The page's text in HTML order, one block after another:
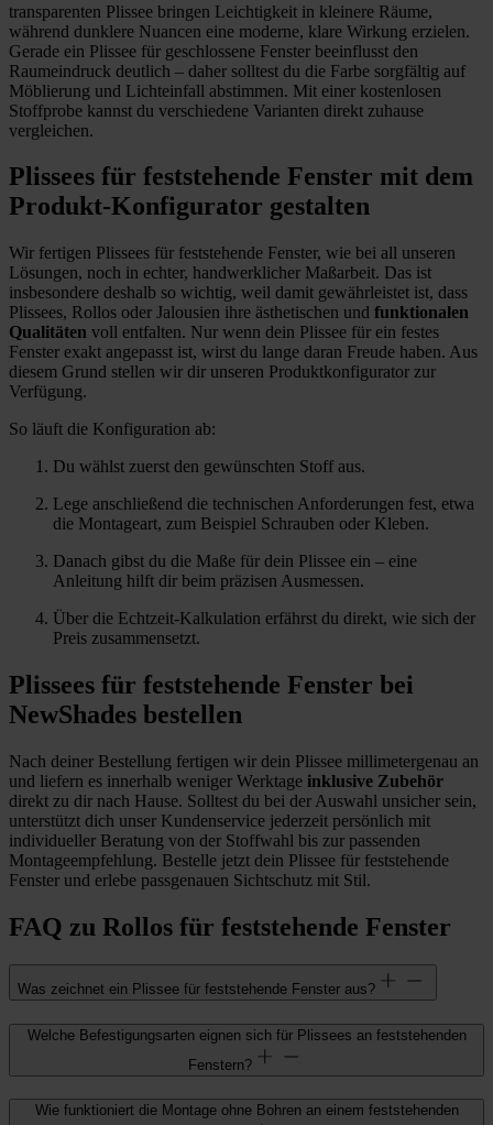
transparenten Plissee bringen Leichtigkeit in kleinere Räume,
während dunklere Nuancen eine moderne, klare Wirkung erzielen.
Gerade ein Plissee für geschlossene Fenster beeinflusst den
Raumeindruck deutlich – daher solltest du die Farbe sorgfältig auf
Möblierung und Lichteinfall abstimmen. Mit einer kostenlosen
Stoffprobe kannst du verschiedene Varianten direkt zuhause
vergleichen.
Plissees für feststehende Fenster mit dem
Produkt-Konfigurator gestalten
Wir fertigen Plissees für feststehende Fenster, wie bei all unseren
Lösungen, noch in echter, handwerklicher Maßarbeit. Das ist
insbesondere deshalb so wichtig, weil damit gewährleistet ist, dass
Plissees, Rollos oder Jalousien ihre ästhetischen und funktionalen
Qualitäten voll entfalten. Nur wenn dein Plissee für ein festes
Fenster exakt angepasst ist, wirst du lange daran Freude haben. Aus
diesem Grund stellen wir dir unseren Produktkonfigurator zur
Verfügung.
So läuft die Konfiguration ab:
Du wählst zuerst den gewünschten Stoff aus.
Lege anschließend die technischen Anforderungen fest, etwa
die Montageart, zum Beispiel Schrauben oder Kleben.
Danach gibst du die Maße für dein Plissee ein – eine
Anleitung hilft dir beim präzisen Ausmessen.
Über die Echtzeit-Kalkulation erfährst du direkt, wie sich der
Preis zusammensetzt.
Plissees für feststehende Fenster bei
NewShades bestellen
Nach deiner Bestellung fertigen wir dein Plissee millimetergenau an
und liefern es innerhalb weniger Werktage inklusive Zubehör
direkt zu dir nach Hause. Solltest du bei der Auswahl unsicher sein,
unterstützt dich unser Kundenservice jederzeit persönlich mit
individueller Beratung von der Stoffwahl bis zur passenden
Montageempfehlung. Bestelle jetzt dein Plissee für feststehende
Fenster und erlebe passgenauen Sichtschutz mit Stil.
FAQ zu Rollos für feststehende Fenster
Was zeichnet ein Plissee für feststehende Fenster aus?
Welche Befestigungsarten eignen sich für Plissees an feststehenden
Fenstern?
Wie funktioniert die Montage ohne Bohren an einem feststehenden